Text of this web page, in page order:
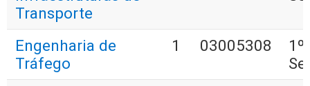
Transporte
Engenharia de
Tráfego
1 03005308
1º